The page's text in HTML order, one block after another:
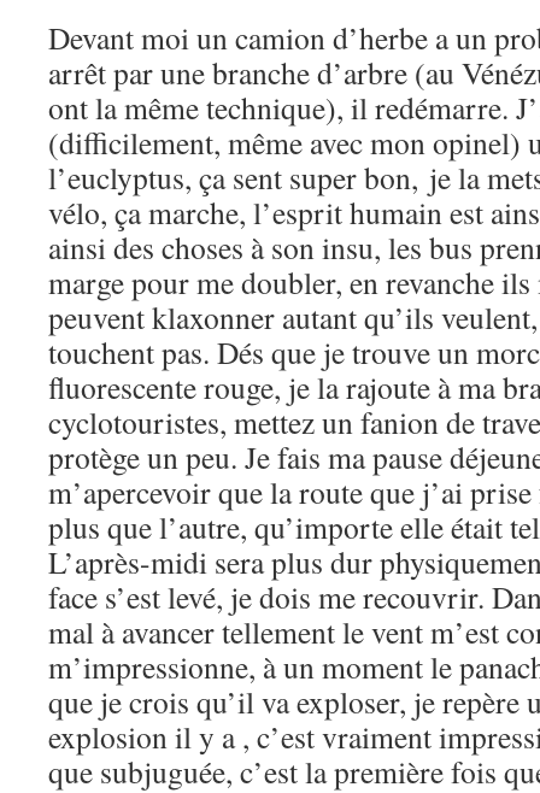
Devant moi un camion d’herbe a un
arrêt par une branche d’arbre (au
ont la même technique), il redémarre.
(difficilement, même avec mon opinel)
l’euclyptus, ça sent super bon, je la
vélo, ça marche, l’esprit humain est
ainsi des choses à son insu, les bus
marge pour me doubler, en revanche
peuvent klaxonner autant qu’ils
touchent pas. Dés que je trouve un
fluorescente rouge, je la rajoute à ma
cyclotouristes, mettez un fanion de
protège un peu. Je fais ma pause
m’apercevoir que la route que j’ai
plus que l’autre, qu’importe elle était
L’après-midi sera plus dur
face s’est levé, je dois me recouvrir.
mal à avancer tellement le vent m’est
m’impressionne, à un moment le
que je crois qu’il va exploser, je repère
explosion il y a , c’est vraiment
que subjuguée, c’est la première fois